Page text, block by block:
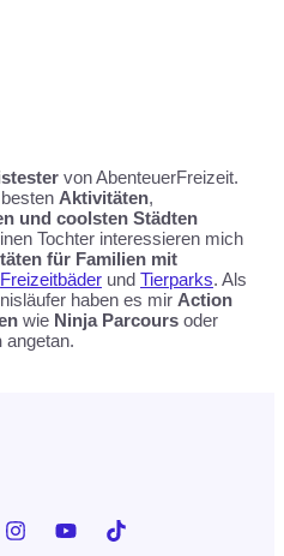
von AbenteuerFreizeit.
Aktivitäten,
und coolsten Städten
Tochter interessieren mich
für Familien mit
Freizeitbäder und Tierparks. Als
haben es mir Action
wie Ninja Parcours oder
angetan.